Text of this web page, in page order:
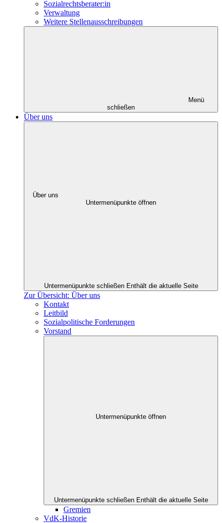
Sozialrechtsberater:in
Verwaltung
Weitere Stellenausschreibungen
Menü
schließen
Über uns
Über uns
Untermenüpunkte öffnen
Untermenüpunkte schließen Enthält die aktuelle Seite
Zur Übersicht: Über uns
Kontakt
Leitbild
Sozialpolitische Forderungen
Vorstand
Untermenüpunkte öffnen
Untermenüpunkte schließen Enthält die aktuelle Seite
Gremien
VdK-Historie